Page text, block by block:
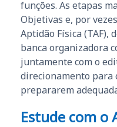
funções. As etapas
Objetivas e, por
Aptidão Física (TAF),
banca organizadora
juntamente com o
direcionamento para
prepararem
Estude com o